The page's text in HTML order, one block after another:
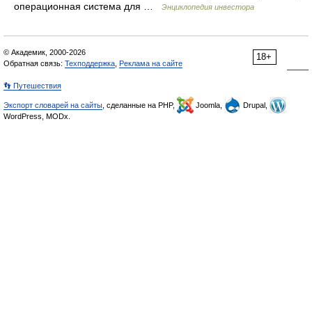
операционная система для …
Энциклопедия инвестора
18+
© Академик, 2000-2026
Обратная связь: Техподдержка Реклама на сайте
👣 Путешествия
Экспорт словарей на сайты , сделанные на PHP, Joomla,
Drupal,
WordPress, MODx.